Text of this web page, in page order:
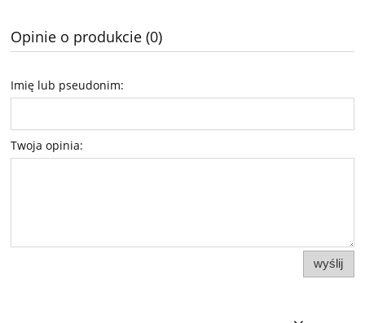
Opinie o produkcie (0)
Imię lub pseudonim:
Twoja opinia:
wyślij